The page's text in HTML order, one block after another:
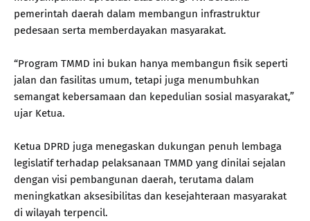
pemerintah daerah dalam membangun infrastruktur
pedesaan serta memberdayakan masyarakat.
“Program TMMD ini bukan hanya membangun fisik seperti
jalan dan fasilitas umum, tetapi juga menumbuhkan
semangat kebersamaan dan kepedulian sosial masyarakat,”
ujar Ketua.
Ketua DPRD juga menegaskan dukungan penuh lembaga
legislatif terhadap pelaksanaan TMMD yang dinilai sejalan
dengan visi pembangunan daerah, terutama dalam
meningkatkan aksesibilitas dan kesejahteraan masyarakat
di wilayah terpencil.